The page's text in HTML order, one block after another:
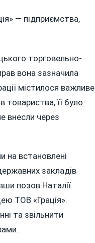
— підприємства,
торговельно-
вона зазначила
містилося важливе
товариства, її було
внесли через
на встановлені
закладів
позов Наталії
ТОВ «Грація».
та звільнити